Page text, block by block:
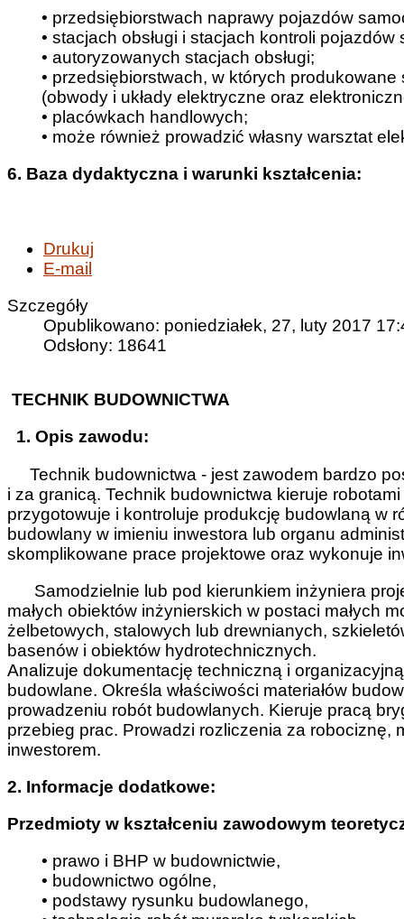
• przedsiębiorstwach naprawy pojazdów
• stacjach obsługi i stacjach kontroli
• autoryzowanych stacjach obsługi;
• przedsiębiorstwach, w których
(obwody i układy elektryczne oraz
• placówkach handlowych;
• może również prowadzić własny warsztat
6. Baza dydaktyczna i warunki kształcenia:
Drukuj
E-mail
Szczegóły
Opublikowano: poniedziałek, 27, luty 2017
Odsłony: 18641
TECHNIK BUDOWNICTWA
1. Opis zawodu:
Technik budownictwa - jest zawodem bardzo
i za granicą. Technik budownictwa kieruje
przygotowuje i kontroluje produkcję budowlaną w
budowlany w imieniu inwestora lub organu
skomplikowane prace projektowe oraz wykonuje
Samodzielnie lub pod kierunkiem inżyniera
małych obiektów inżynierskich w postaci małych
żelbetowych, stalowych lub drewnianych,
basenów i obiektów hydrotechnicznych.
Analizuje dokumentację techniczną i
budowlane. Określa właściwości materiałów
prowadzeniu robót budowlanych. Kieruje pracą
przebieg prac. Prowadzi rozliczenia za robociznę,
inwestorem.
2. Informacje dodatkowe:
Przedmioty w kształceniu zawodowym
• prawo i BHP w budownictwie,
• budownictwo ogólne,
• podstawy rysunku budowlanego,